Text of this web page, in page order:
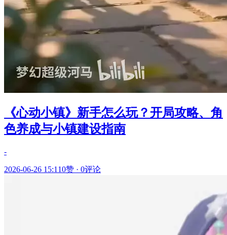
《心动小镇》新手怎么玩？开局攻略、角
色养成与小镇建设指南
-
2026-06-26 15:110赞 · 0评论